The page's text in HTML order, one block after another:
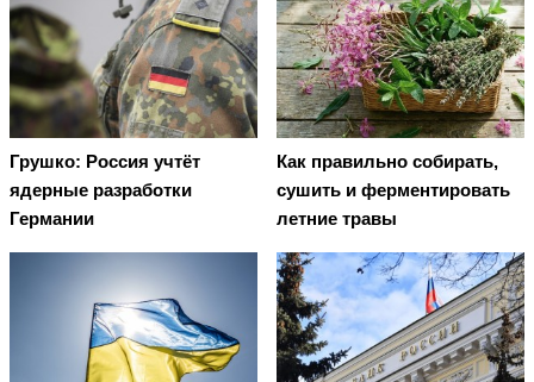
Грушко: Россия учтёт
ядерные разработки
Германии
Как правильно собирать,
сушить и ферментировать
летние травы